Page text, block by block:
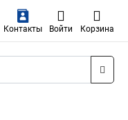
Контакты Войти Корзина